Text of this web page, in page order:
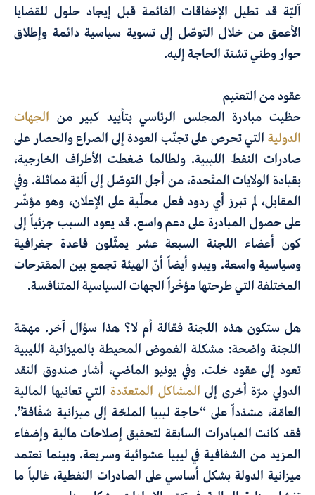
آليّة قد تطيل الإخفاقات القائمة قبل إيجاد حلول للقضايا
الأعمق من خلال التوصّل إلى تسوية سياسية دائمة وإطلاق
حوار وطني تشتدّ الحاجة إليه.
عقود من التعتيم
حظيت مبادرة المجلس الرئاسي بتأييد كبير من الجهات
الدولية التي تحرص على تجنّب العودة إلى الصراع والحصار على
صادرات النفط الليبية. ولطالما ضغطت الأطراف الخارجية،
بقيادة الولايات المتّحدة، من أجل التوصّل إلى آليّة مماثلة. وفي
المقابل، لم تبرز أي ردود فعل محلّية على الإعلان، وهو مؤشّر
على حصول المبادرة على دعم واسع. قد يعود السبب جزئياً إلى
كون أعضاء اللجنة السبعة عشر يمثّلون قاعدة جغرافية
وسياسية واسعة. ويبدو أيضاً أنّ الهيئة تجمع بين المقترحات
المختلفة التي طرحتها مؤخّراً الجهات السياسية المتنافسة.
هل ستكون هذه اللجنة فعّالة أم لا؟ هذا سؤال آخر. مهمّة
اللجنة واضحة: مشكلة الغموض المحيطة بالميزانية الليبية
تعود إلى عقود خلت. وفي يونيو الماضي، أشار صندوق النقد
الدولي مرّة أخرى إلى المشاكل المتعدّدة التي تعانيها المالية
العامّة، مشدّداً على “حاجة ليبيا الملحّة إلى ميزانية شفّافة”.
فقد كانت المبادرات السابقة لتحقيق إصلاحات مالية وإضفاء
المزيد من الشفافية في ليبيا عشوائية وسريعة. وبينما تعتمد
ميزانية الدولة بشكل أساسي على الصادرات النفطية، غالباً ما